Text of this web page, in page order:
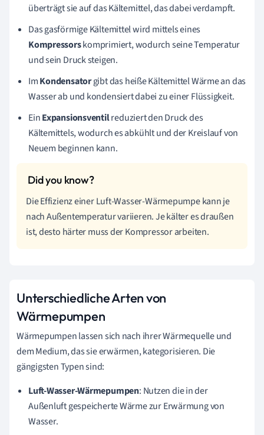
überträgt sie auf das Kältemittel, das dabei verdampft.
Das gasförmige Kältemittel wird mittels eines
Kompressorskomprimiert, wodurch seine Temperatur
und sein Druck steigen.
ImKondensatorgibt das heiße Kältemittel Wärme an das
Wasser ab und kondensiert dabei zu einer Flüssigkeit.
EinExpansionsventilreduziert den Druck des
Kältemittels, wodurch es abkühlt und der Kreislauf von
Neuem beginnen kann.
Die Effizienz einer Luft-Wasser-Wärmepumpe kann je
nach Außentemperatur variieren. Je kälter es draußen
ist, desto härter muss der Kompressor arbeiten.
Unterschiedliche Arten von
Wärmepumpen
Wärmepumpen lassen sich nach ihrer Wärmequelle und
dem Medium, das sie erwärmen, kategorisieren. Die
gängigsten Typen sind:
Luft-Wasser-Wärmepumpen: Nutzen die in der
Außenluft gespeicherte Wärme zur Erwärmung von
Wasser.